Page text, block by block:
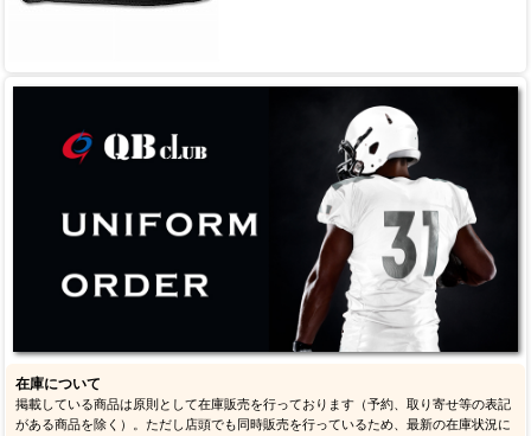
在庫について
掲載している商品は原則として在庫販売を行っております（予約、取り寄せ等の表記
がある商品を除く）。ただし店頭でも同時販売を行っているため、最新の在庫状況に